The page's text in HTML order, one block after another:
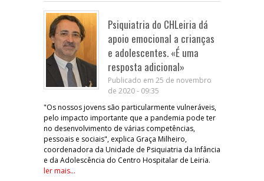
Psiquiatria do CHLeiria dá
apoio emocional a crianças
e adolescentes. «É uma
resposta adicional»
Publicado em 25 de novembro
de 2020 - 09:35
"Os nossos jovens são particularmente vulneráveis,
pelo impacto importante que a pandemia pode ter
no desenvolvimento de várias competências,
pessoais e sociais", explica Graça Milheiro,
coordenadora da Unidade de Psiquiatria da Infância
e da Adolescência do Centro Hospitalar de Leiria.
ler mais...